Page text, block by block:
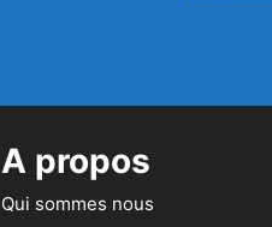
A propos
Qui sommes nous